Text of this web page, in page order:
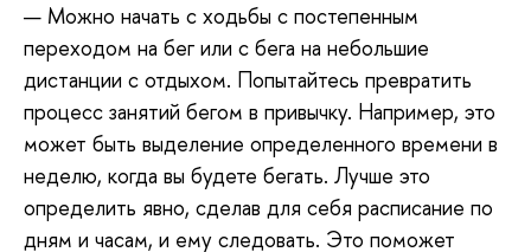
— Можно начать с ходьбы с постепенным
переходом на бег или с бега на небольшие
дистанции с отдыхом. Попытайтесь превратить
процесс занятий бегом в привычку. Например, это
может быть выделение определенного времени в
неделю, когда вы будете бегать. Лучше это
определить явно, сделав для себя расписание по
дням и часам, и ему следовать. Это поможет